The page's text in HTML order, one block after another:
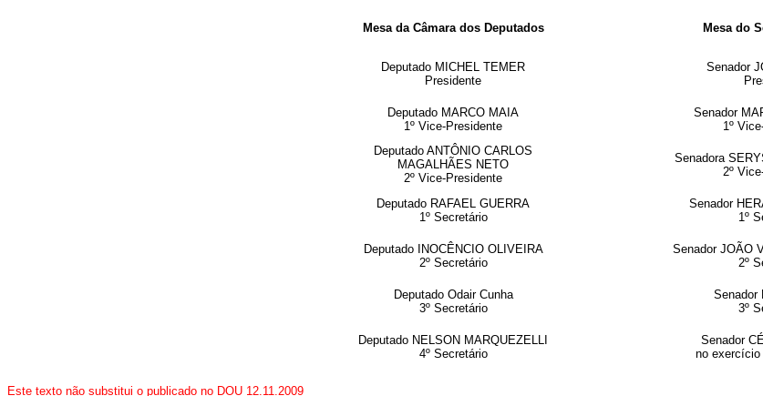
Mesa da Câmara dos Deputados Mesa do
Deputado MICHEL TEMER
Presidente
Senador
Deputado MARCO MAIA
1º Vice-Presidente
Senador
1º
Deputado ANTÔNIO CARLOS
MAGALHÃES NETO
2º Vice-Presidente
Senadora
2º
Deputado RAFAEL GUERRA
1º Secretário
Senador
1º
Deputado INOCÊNCIO OLIVEIRA
2º Secretário
Senador JOÃO
2º
Deputado Odair Cunha
3º Secretário
Senador
3º
Deputado NELSON MARQUEZELLI
4º Secretário
Senador
no exercício
Este texto não substitui o publicado no DOU 12.11.2009